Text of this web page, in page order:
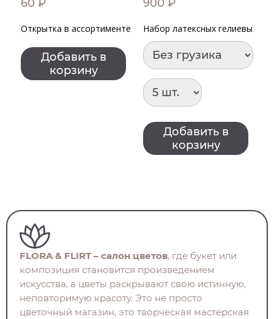
60 ₽
Открытка в ассортименте
Добавить в
корзину
900 ₽
Набор латексных гелиевых
Добавить в
корзину
FLORA & FLIRT – салон цветов, где букет или
композиция становится произведением
искусства, а цветы раскрывают свою истинную,
неповторимую красоту. Это не просто
цветочный магазин, это творческая мастерская